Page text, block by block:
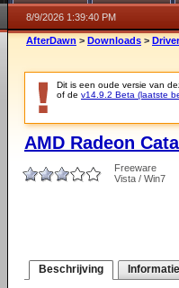
8/9/2026 1:39:40 PM
AfterDawn > Downloads >
Dit is een oude versie van
of de v14.9.2 Beta (laatste
AMD Radeon
Freeware
Vista / Win7
Beschrijving Informatie